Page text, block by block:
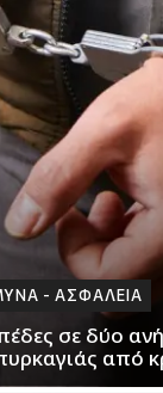
- ΑΣΦΑΛΕΙΑ
σε δύο
από